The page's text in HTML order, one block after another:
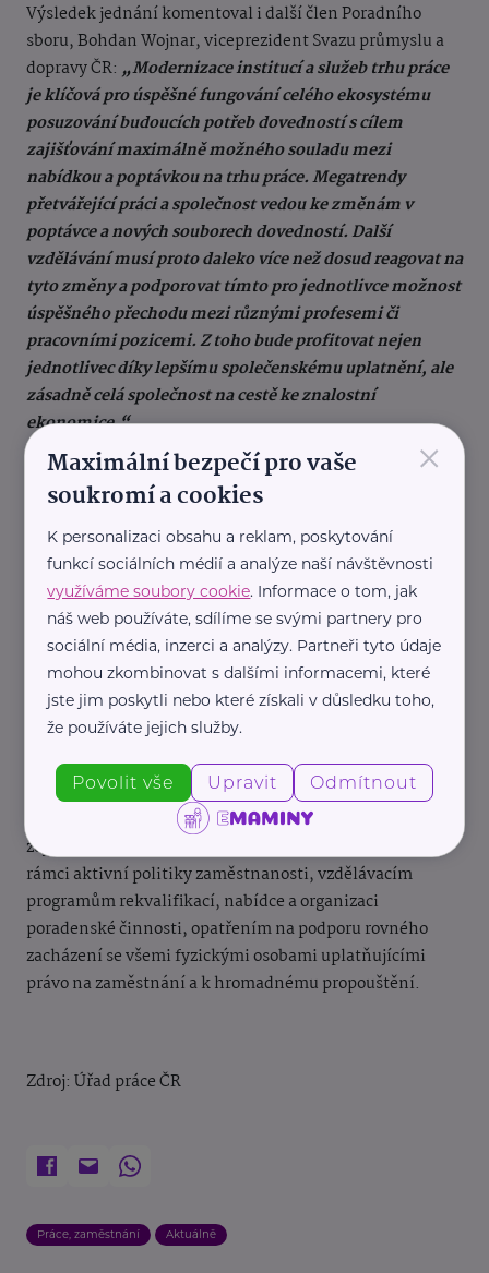
Výsledek jednání komentoval i další člen Poradního
sboru, Bohdan Wojnar, viceprezident Svazu průmyslu a
dopravy ČR: „Modernizace institucí a služeb trhu práce
je klíčová pro úspěšné fungování celého ekosystému
posuzování budoucích potřeb dovedností s cílem
zajišťování maximálně možného souladu mezi
nabídkou a poptávkou na trhu práce. Megatrendy
přetvářející práci a společnost vedou ke změnám v
poptávce a nových souborech dovedností. Další
vzdělávání musí proto daleko více než dosud reagovat na
tyto změny a podporovat tímto pro jednotlivce možnost
úspěšného přechodu mezi různými profesemi či
pracovními pozicemi. Z toho bude profitovat nejen
jednotlivec díky lepšímu společenskému uplatnění, ale
zásadně celá společnost na cestě ke znalostní
ekonomice.“
O poradních sborech Úřadu práce:
členství v poradních sborech je čestné bez nároku na
odměnu. Na základě ustanovení § 7 zákona č. 435/2004
Sb., o zaměstnanosti, ve znění pozdějších předpisu,
vytváří Úřad práce ČR k zabezpečení spolupráce na trhu
práce podle potřeby poradní sbory složené zejména ze
zástupců odborových organizací, organizací
zaměstnavatelů, družstevních orgánů, organizací
zdravotně postižených a územních samosprávných
celků. Účelem poradních sborů je koordinace při realizaci
státní politiky zaměstnanosti a rozvoje lidských zdrojů v
příslušném správním obvodu. Poradní sbory se vyjadřují
zejména k poskytování příspěvků zaměstnavatelům v
rámci aktivní politiky zaměstnanosti, vzdělávacím
programům rekvalifikací, nabídce a organizaci
poradenské činnosti, opatřením na podporu rovného
zacházení se všemi fyzickými osobami uplatňujícími
právo na zaměstnání a k hromadnému propouštění.
Zdroj: Úřad práce ČR
Práce, zaměstnání Aktuálně
×
Maximální bezpečí pro vaše
soukromí a cookies
K personalizaci obsahu a reklam, poskytování
funkcí sociálních médií a analýze naší návštěvnosti
využíváme soubory cookie. Informace o tom, jak
náš web používáte, sdílíme se svými partnery pro
sociální média, inzerci a analýzy. Partneři tyto údaje
mohou zkombinovat s dalšími informacemi, které
jste jim poskytli nebo které získali v důsledku toho,
že používáte jejich služby.
Povolit vše Upravit Odmítnout